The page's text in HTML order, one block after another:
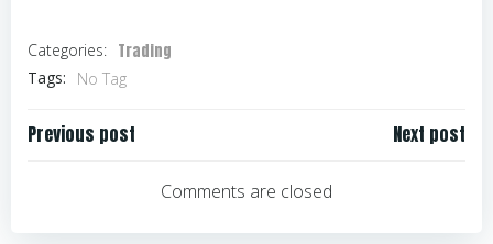
Categories: Trading
Tags: No Tag
Navigation
Previous post
l’article
Next post
Comments are closed